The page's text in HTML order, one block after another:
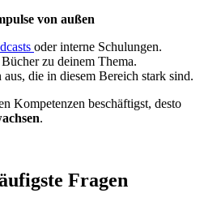
von außen
oder interne Schulungen.
zu deinem Thema.
die in diesem Bereich stark sind.
Kompetenzen beschäftigst, desto
.
Fragen